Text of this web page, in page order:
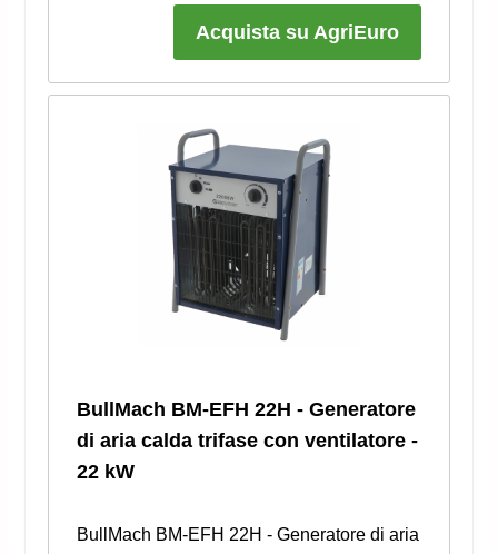
Acquista su AgriEuro
BullMach BM-EFH 22H - Generatore
di aria calda trifase con ventilatore -
22 kW
BullMach BM-EFH 22H - Generatore di aria